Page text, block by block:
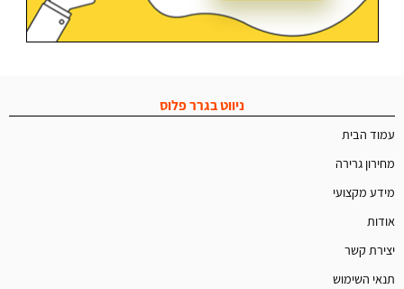
ניווט בגרר פלוס
עמוד הבית
מחירון גרירה
מידע מקצועי
אודות
יצירת קשר
תנאי השימוש